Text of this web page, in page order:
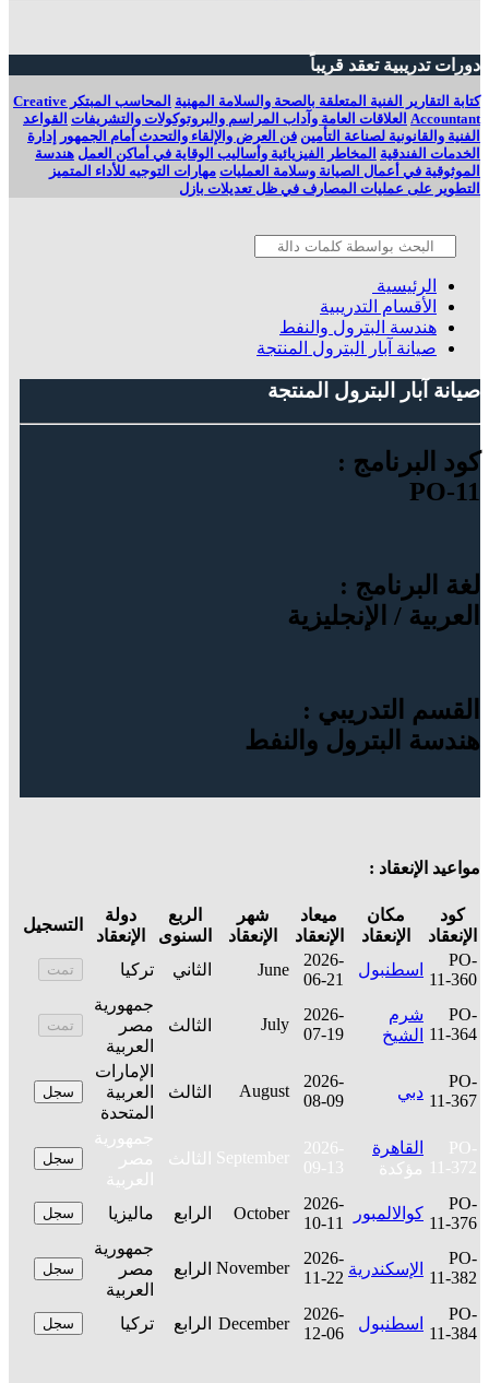
دورات تدريبية تعقد قريباً
كتابة التقارير الفنية المتعلقة بالصحة والسلامة المهنية
المحاسب المبتكر Creative
Accountant العلاقات العامة وآداب المراسم والبروتوكولات والتشريفات القواعد
الفنية والقانونية لصناعة التأمين فن العرض والإلقاء والتحدث أمام الجمهور
إدارة
الخدمات الفندقية المخاطر الفيزيائية وأساليب الوقاية في أماكن العمل هندسة
الموثوقية في أعمال الصيانة وسلامة العمليات مهارات التوجيه للأداء المتميز
التطوير على عمليات المصارف في ظل تعديلات بازل
الرئيسية
الأقسام التدريبية
هندسة البترول والنفط
صيانة آبار البترول المنتجة
صيانة آبار البترول المنتجة
كود البرنامج :
PO-11
لغة البرنامج :
العربية / الإنجليزية
القسم التدريبي :
هندسة البترول والنفط
مواعيد الإنعقاد :
كود
الإنعقاد
مكان
الإنعقاد
ميعاد
الإنعقاد
شهر
الإنعقاد
الربع
السنوى
دولة
الإنعقاد
التسجيل
PO-
11-360
اسطنبول
2026-
06-21
June الثاني تركيا تمت
PO-
11-364
شرم
الشيخ
2026-
07-19
July الثالث
جمهورية
مصر
العربية
تمت
PO-
11-367 دبي
2026-
08-09
August الثالث
الإمارات
العربية
المتحدة
سجل
PO-
11-372
القاهرة
مؤكدة
2026-
09-13
September الثالث
جمهورية
مصر
العربية
سجل
PO-
11-376
كوالالمبور
2026-
10-11
October الرابع ماليزيا سجل
PO-
11-382
الإسكندرية
2026-
11-22
November الرابع
جمهورية
مصر
العربية
سجل
PO-
11-384
اسطنبول
2026-
12-06
December الرابع تركيا سجل